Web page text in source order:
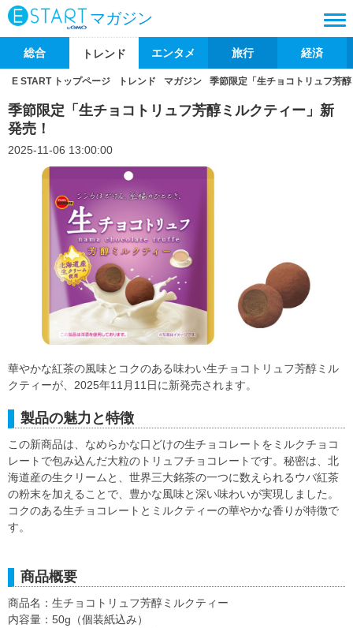
マガジン
総合 トレンド エンタメ 旅行 経済
E START トップページ トレンド マガジン 季節限定「生チョコトリュフ芳
季節限定「生チョコトリュフ芳醇ミルクティー」新
発売！
2025-11-06 13:00:00
華やかな紅茶の風味とコクのある味わい生チョコトリュフ芳醇ミル
クティーが、2025年11月11日に新発売されます。
製品の魅力と特徴
この新商品は、なめらかな口どけの生チョコレートをミルクチョコ
レートで包み込んだ大粒のトリュフチョコレートです。秘密は、北
海道産の生クリームと、世界三大銘茶の一つに数えられるウバ紅茶
の粉末を加えることで、豊かな風味と深い味わいが実現しました。
コクのある生チョコレートとミルクティーの華やかな香りが特徴で
す。
商品概要
商品名：生チョコトリュフ芳醇ミルクティー
内容量：50g（個装紙込み）